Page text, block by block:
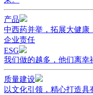
产品
中西药并举，拓展大健康
企业责任
ESG
我们做的越多，他们离幸
质量建设
以文化引领，精心打造具